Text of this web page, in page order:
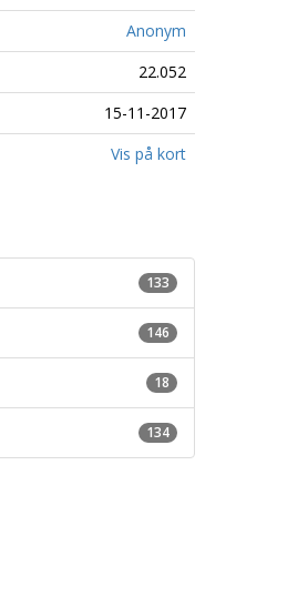
Anonym
22.052
15-11-2017
Vis på kort
133
146
18
134